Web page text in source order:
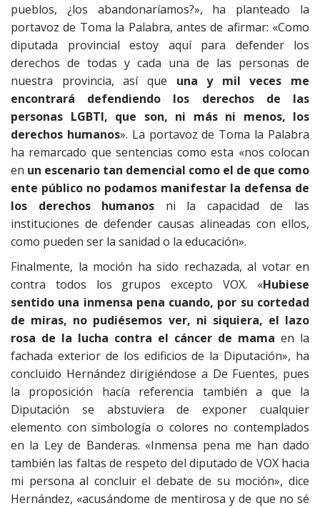
pueblos, ¿los abandonaríamos?», ha planteado la
portavoz de Toma la Palabra, antes de afirmar: «Como
diputada provincial estoy aquí para defender los
derechos de todas y cada una de las personas de
nuestra provincia, así que una y mil veces me
encontrará defendiendo los derechos de las
personas LGBTI, que son, ni más ni menos, los
derechos humanos». La portavoz de Toma la Palabra
ha remarcado que sentencias como esta «nos colocan
en un escenario tan demencial como el de que como
ente público no podamos manifestar la defensa de
los derechos humanos ni la capacidad de las
instituciones de defender causas alineadas con ellos,
como pueden ser la sanidad o la educación».
Finalmente, la moción ha sido rechazada, al votar en
contra todos los grupos excepto VOX. «Hubiese
sentido una inmensa pena cuando, por su cortedad
de miras, no pudiésemos ver, ni siquiera, el lazo
rosa de la lucha contra el cáncer de mama en la
fachada exterior de los edificios de la Diputación», ha
concluido Hernández dirigiéndose a De Fuentes, pues
la proposición hacía referencia también a que la
Diputación se abstuviera de exponer cualquier
elemento con simbología o colores no contemplados
en la Ley de Banderas. «Inmensa pena me han dado
también las faltas de respeto del diputado de VOX hacia
mi persona al concluir el debate de su moción», dice
Hernández, «acusándome de mentirosa y de que no sé